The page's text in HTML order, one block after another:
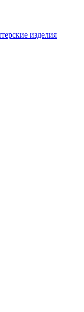
изделия